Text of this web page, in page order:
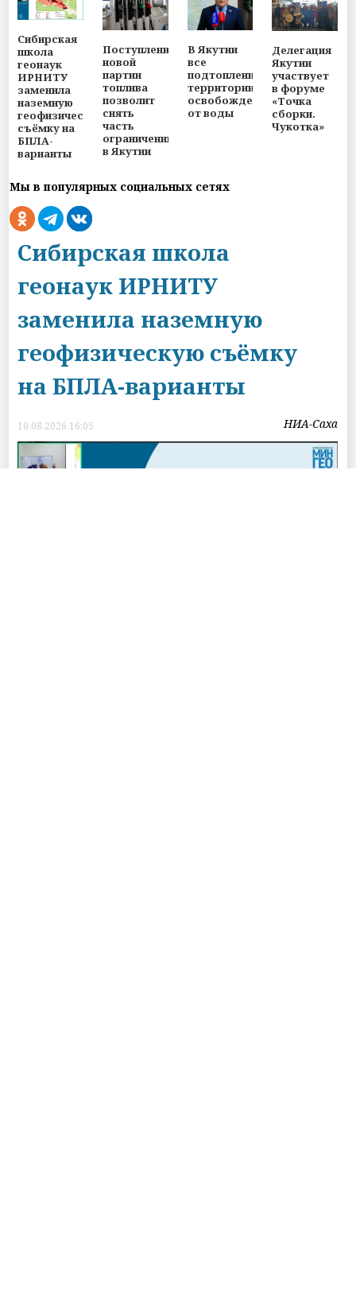
Сибирская
школа
геонаук
ИРНИТУ
заменила
наземную
геофизическую
съёмку на
БПЛА-
варианты
Поступление
новой
партии
топлива
позволит
снять
часть
ограничений
в Якутии
В Якутии
все
подтопленные
территории
освобождены
от воды
Делегация
Якутии
участвует
в форуме
«Точка
сборки.
Чукотка»
Мы в популярных социальных сетях
Сибирская школа
геонаук ИРНИТУ
заменила наземную
геофизическую съёмку
на БПЛА-варианты
10.08.2026 16:05 НИА-Саха